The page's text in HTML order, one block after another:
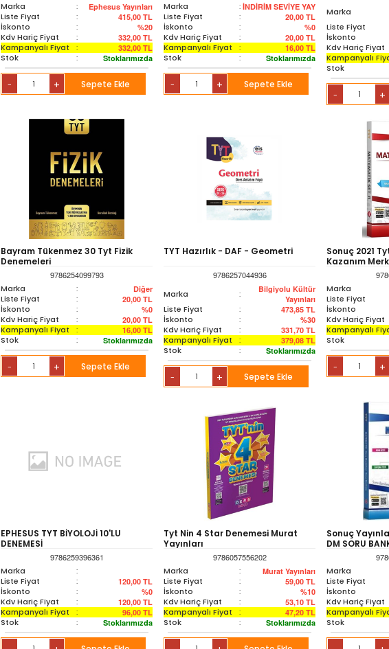
Marka
: Ephesus Yayınları
Liste Fiyat : 415,00 TL
İskonto : %20
Kdv Hariç Fiyat : 332,00 TL
Kampanyalı Fiyat : 332,00 TL
Stok : Stoklarımızda
- + Sepete Ekle
Marka
: İNDİRİM SEVİYE YAY
Liste Fiyat : 20,00 TL
İskonto : %0
Kdv Hariç Fiyat : 20,00 TL
Kampanyalı Fiyat : 16,00 TL
Stok : Stoklarımızda
- + Sepete Ekle
Marka
Liste Fiyat
İskonto
Kdv Hariç Fiyat
Kampanyalı
Stok
- +
Bayram Tükenmez 30 Tyt Fizik
Denemeleri
9786254099793
Marka
: Diğer
Liste Fiyat : 20,00 TL
İskonto : %0
Kdv Hariç Fiyat : 20,00 TL
Kampanyalı Fiyat : 16,00 TL
Stok : Stoklarımızda
- + Sepete Ekle
TYT Hazırlık - DAF - Geometri
9786257044936
Marka
:
Bilgiyolu Kültür
Yayınları
Liste Fiyat : 473,85 TL
İskonto : %30
Kdv Hariç Fiyat : 331,70 TL
Kampanyalı Fiyat : 379,08 TL
Stok : Stoklarımızda
- + Sepete Ekle
Sonuç 2021
Kazanım
Marka
Liste Fiyat
İskonto
Kdv Hariç Fiyat
Kampanyalı
Stok
- +
EPHESUS TYT BİYOLOJİ 10'LU
DENEMESİ
9786259396361
Marka
:
Liste Fiyat
: 120,00 TL
İskonto : %0
Kdv Hariç Fiyat : 120,00 TL
Kampanyalı Fiyat : 96,00 TL
Stok : Stoklarımızda
Tyt Nin 4 Star Denemesi Murat
Yayınları
9786057556202
Marka
: Murat Yayınları
Liste Fiyat : 59,00 TL
İskonto : %10
Kdv Hariç Fiyat : 53,10 TL
Kampanyalı Fiyat : 47,20 TL
Stok : Stoklarımızda
Sonuç
DM SORU
Marka
Liste Fiyat
İskonto
Kdv Hariç Fiyat
Kampanyalı
Stok